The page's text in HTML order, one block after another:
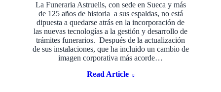
La Funeraria Astruells, con sede en Sueca y más
de 125 años de historia a sus espaldas, no está
dipuesta a quedarse atrás en la incorporación de
las nuevas tecnologías a la gestión y desarrollo de
trámites funerarios. Después de la actualización
de sus instalaciones, que ha incluido un cambio de
imagen corporativa más acorde…
Read Article